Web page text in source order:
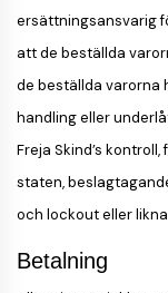
ersättningsansvarig
att de beställda
de beställda varorna
handling eller
Freja Skind’s
staten,
och lockout eller
Betalning